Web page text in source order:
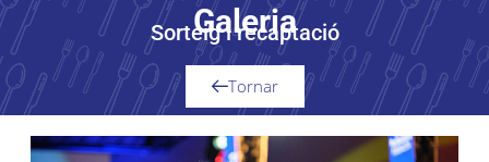
Galeria
Sorteig i recaptació
Tornar